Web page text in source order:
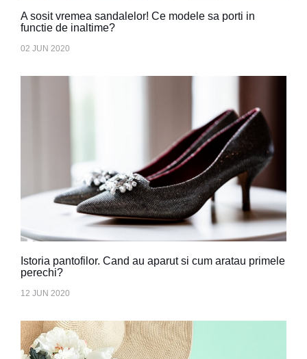
A sosit vremea sandalelor! Ce modele sa porti in
functie de inaltime?
02 JUN 2020
Istoria pantofilor. Cand au aparut si cum aratau primele
perechi?
12 JUN 2020